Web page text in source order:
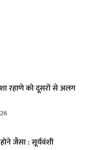
रहाणे को दूसरों से अलग
जैसा : सूर्यवंशी